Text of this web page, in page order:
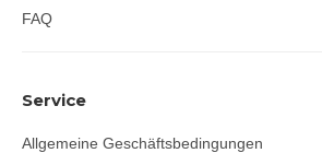
FAQ
Service
Allgemeine Geschäftsbedingungen